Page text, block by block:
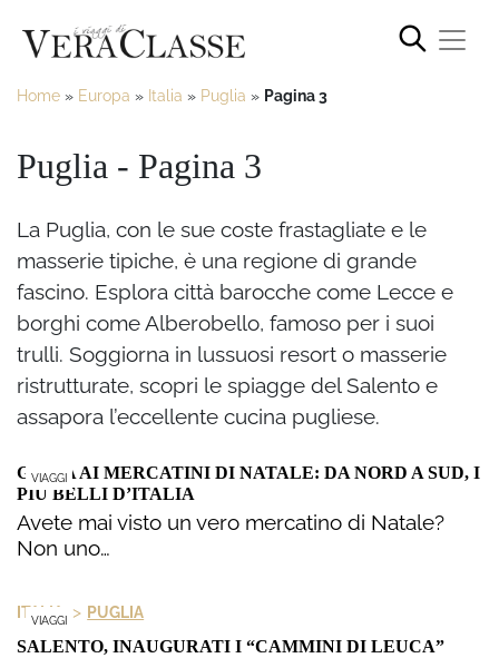
Home » Europa » Italia » Puglia » Pagina 3
Puglia - Pagina 3
La Puglia, con le sue coste frastagliate e le
masserie tipiche, è una regione di grande
fascino. Esplora città barocche come Lecce e
borghi come Alberobello, famoso per i suoi
trulli. Soggiorna in lussuosi resort o masserie
ristrutturate, scopri le spiagge del Salento e
assapora l’eccellente cucina pugliese.
VIAGGI
GUIDA AI MERCATINI DI NATALE: DA NORD A SUD, I
PIÙ BELLI D’ITALIA
Avete mai visto un vero mercatino di Natale?
Non uno…
VIAGGI
ITALIA > PUGLIA
SALENTO, INAUGURATI I “CAMMINI DI LEUCA”